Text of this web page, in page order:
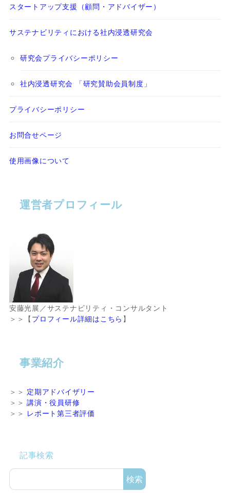
スタートアップ支援（顧問・アドバイザー）
サステナビリティにおける社内浸透研究会
研究会プライバシーポリシー
社内浸透研究会 「研究賛助会員制度」
プライバシーポリシー
お問合せページ
使用画像について
運営者プロフィール
安藤光展／サステナビリティ・コンサルタント
＞＞【 プロフィール詳細はこちら 】
事業紹介
＞＞ 定期アドバイザリー
＞＞講演・役員研修
＞＞ レポート第三者評価
記事検索
検索